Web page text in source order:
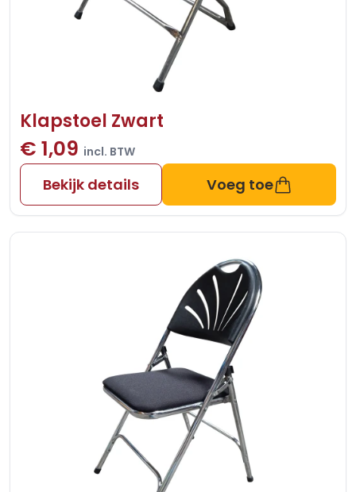
Klapstoel Zwart
€ 1,09 incl. BTW
Bekijk details Voeg toe